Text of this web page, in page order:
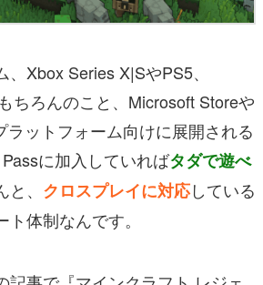
Xbox Series X|SやPS5、
ちろんのこと、Microsoft Storeや
ラットフォーム向けに展開される
に加入していればタダで遊べ
、 クロスプレイに対応している
体制なんです。